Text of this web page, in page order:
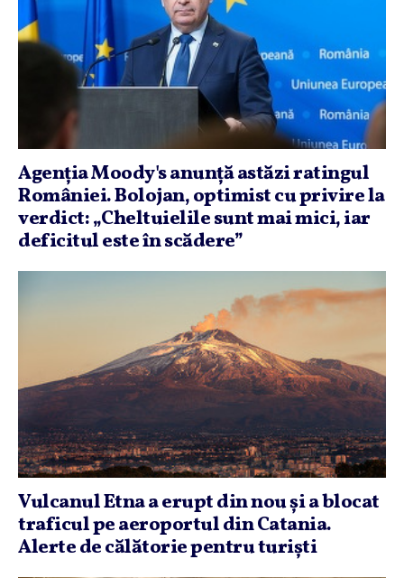
Agenţia Moody's anunţă astăzi ratingul
României. Bolojan, optimist cu privire la
verdict: „Cheltuielile sunt mai mici, iar
deficitul este în scădere”
Vulcanul Etna a erupt din nou şi a blocat
traficul pe aeroportul din Catania.
Alerte de călătorie pentru turişti